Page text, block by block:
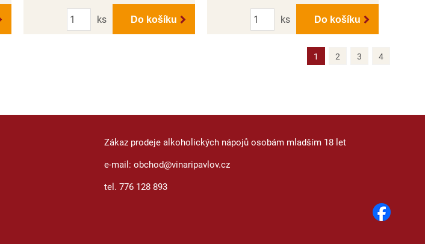
Počet
ks
Do košíku
Počet
ks
Do košíku
1 2 3 4
Zákaz prodeje alkoholických nápojů osobám mladším 18 let
e-mail: obchod@vinaripavlov.cz
tel. 776 128 893